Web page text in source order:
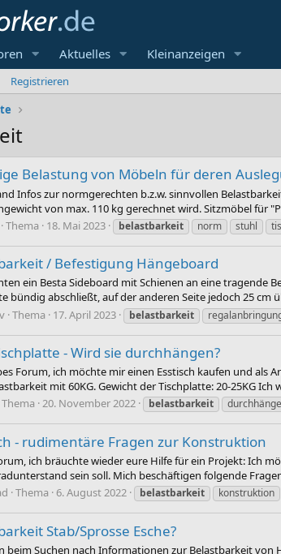
Aktuelles Kleinanzeigen
Registrieren
Belastung von Möbeln für deren
Infos zur normgerechten b.z.w. sinnvollen
von max. 110 kg gerechnet wird. Sitzmöbel für
Thema 18. Mai 2023 belastbarkeit norm stuhl
/ Befestigung Hängeboard
ein Besta Sideboard mit Schienen an eine tragende
bündig abschließt, auf der anderen Seite jedoch 25
Thema 17. April 2023 belastbarkeit
- Wird sie durchhängen?
Forum, ich möchte mir einen Esstisch kaufen und als
mit 60KG. Gewicht der Tischplatte: 20-25KG Ich
Thema 20. November 2022 belastbarkeit
- rudimentäre Fragen zur Konstruktion
ich bräuchte wieder eure Hilfe für ein Projekt: Ich
sein soll. Mich beschäftigen folgende
Thema 6. August 2022 belastbarkeit konstruktion
Stab/Sprosse Esche?
beim Suchen nach Informationen zur Belastbarkeit